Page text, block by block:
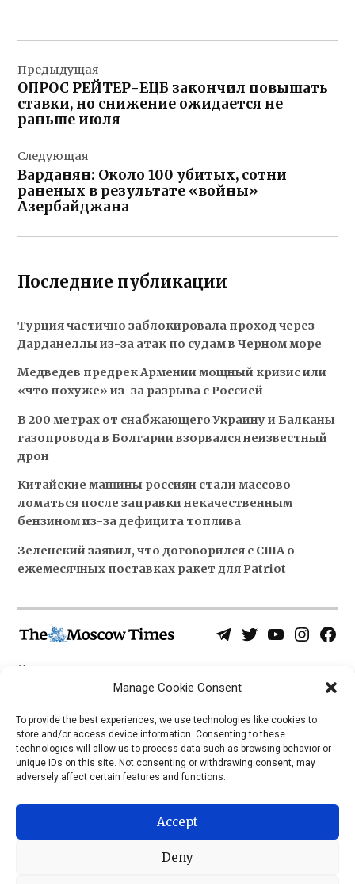
Manage Cookie Consent
To provide the best experiences, we use technologies like cookies to
store and/or access device information. Consenting to these
technologies will allow us to process data such as browsing behavior or
unique IDs on this site. Not consenting or withdrawing consent, may
adversely affect certain features and functions.
Accept
Deny
по
записям
Предыдущая
ОПРОС РЕЙТЕР-ЕЦБ закончил повышать
ставки, но снижение ожидается не
раньше июля
Следующая
Варданян: Около 100 убитых, сотни
раненых в результате «войны»
Азербайджана
Последние публикации
Турция частично заблокировала проход через
Дарданеллы из-за атак по судам в Черном море
Медведев предрек Армении мощный кризис или
«что похуже» из-за разрыва с Россией
В 200 метрах от снабжающего Украину и Балканы
газопровода в Болгарии взорвался неизвестный
дрон
Китайские машины россиян стали массово
ломаться после заправки некачественным
бензином из-за дефицита топлива
Зеленский заявил, что договорился с США о
ежемесячных поставках ракет для Patriot
Telegram
TwitterYouTubeInstagram
О нас
Политика конфиденциальности
iOS
Android